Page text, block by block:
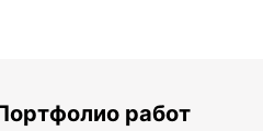
работ